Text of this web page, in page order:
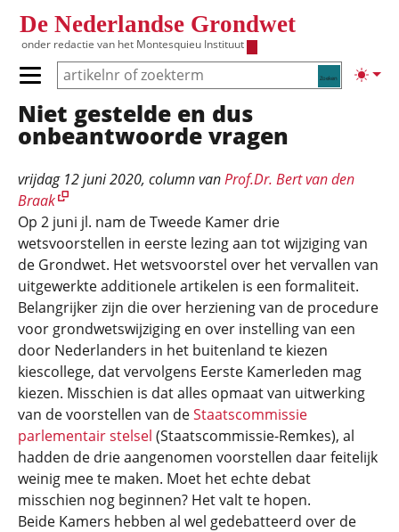
De Nederlandse Grondwet
onder redactie van het Montesquieu Instituut
Zoeken
Primair menu tonen/verbergen
Hoofdnavigatie
Niet gestelde en dus
onbeantwoorde vragen
vrijdag 12 juni 2020, column vanProf.Dr. Bert van den
Braak
Op 2 juni jl. nam de Tweede Kamer drie
wetsvoorstellen in eerste lezing aan tot wijziging van
de Grondwet. Het wetsvoorstel over het vervallen van
uitgewerkte additionele artikelen is een formaliteit.
Belangrijker zijn die over herziening van de procedure
voor grondwetswijziging en over instelling van een
door Nederlanders in het buitenland te kiezen
kiescollege, dat vervolgens Eerste Kamerleden mag
kiezen. Misschien is dat alles opmaat van uitwerking
van de voorstellen van deStaatscommissie
parlementair stelsel (Staatscommissie-Remkes), al
hadden de drie aangenomen voorstellen daar feitelijk
weinig mee te maken. Moet het echte debat
misschien nog beginnen? Het valt te hopen.
Beide Kamers hebben al wel gedebatteerd over de